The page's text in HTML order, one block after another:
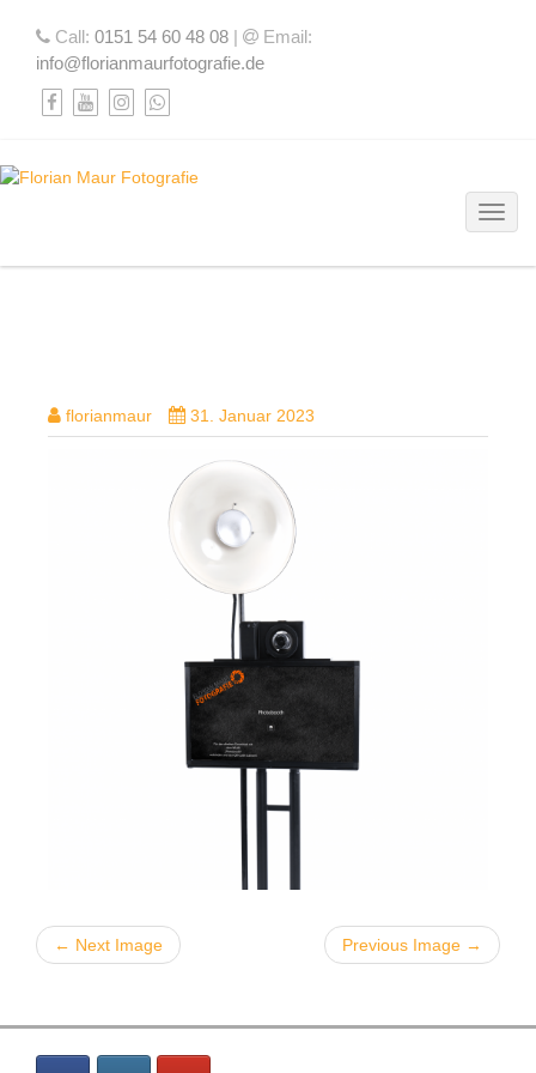
Call: 0151 54 60 48 08 |
Email:
info@florianmaurfotografie.de
florianmaur 31. Januar 2023
← Next Image Previous Image →